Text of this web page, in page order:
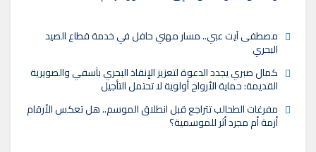
مصطفى آيت عبي.. مسار مهني حافل في خدمة قطاع الصيد
البحري
كمال صبري يجدد الدعوة لتعزيز الإنقاذ البحري بآسفي والصويرية
القديمة: حماية الأرواح أولوية لا تحتمل التأجيل
مفرغات الطحالب تتراجع قبل انطلاق الموسم.. هل تعكس الأرقام
أزمة أم مجرد أثر للموسمية؟